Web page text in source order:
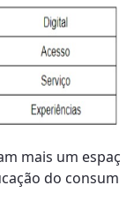
mais um espaç
do consum